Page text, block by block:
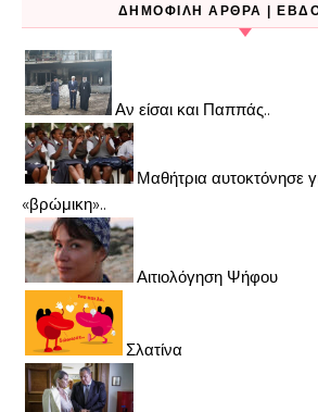
ΔΗΜΟΦΙΛΉ ΆΡΘΡΑ |
Αν είσαι και Παππάς..
Μαθήτρια αυτοκτόνησε
«βρώμικη»..
Αιτιολόγηση Ψήφου
Σλατίνα